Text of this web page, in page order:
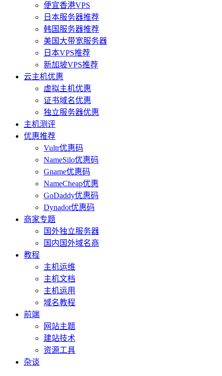
便宜香港VPS
日本服务器推荐
韩国服务器推荐
美国大带宽服务器
日本VPS推荐
新加坡VPS推荐
云主机优惠
虚拟主机优惠
证书域名优惠
独立服务器优惠
主机测评
优惠推荐
Vultr优惠码
NameSilo优惠码
Gname优惠码
NameCheap优惠
GoDaddy优惠码
Dynadot优惠码
商家专题
国外独立服务器
国内国外域名商
教程
主机运维
主机文档
主机运用
域名教程
前端
网站主题
建站技术
资源工具
杂谈